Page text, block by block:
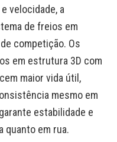
velocidade, a
de freios em
competição. Os
em estrutura 3D com
maior vida útil,
mesmo em
estabilidade e
quanto em rua.